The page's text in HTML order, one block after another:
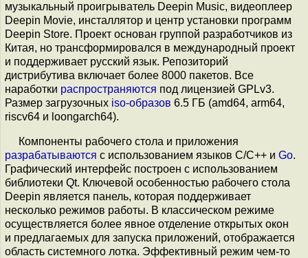
музыкальный проигрыватель Deepin Music, видеоплеер
Deepin Movie, инсталлятор и центр установки программ
Deepin Store. Проект основан группой разработчиков из
Китая, но трансформировался в международный проект
и поддерживает русский язык. Репозиторий
дистрибутива включает более 8000 пакетов. Все
наработки распространяются под лицензией GPLv3.
Размер загрузочных iso-образов 6.5 ГБ (amd64, arm64,
riscv64 и loongarch64).
Компоненты рабочего стола и приложения
разрабатываются с использованием языков C/C++ и Go.
Графический интерфейс построен с использованием
библиотеки Qt. Ключевой особенностью рабочего стола
Deepin является панель, которая поддерживает
несколько режимов работы. В классическом режиме
осуществляется более явное отделение открытых окон
и предлагаемых для запуска приложений, отображается
область системного лотка. Эффективный режим чем-то